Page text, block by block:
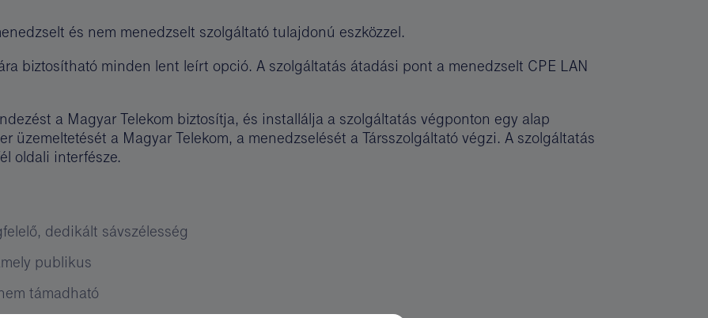
és nem menedzselt szolgáltató tulajdonú eszközzel.
biztosítható minden lent leírt opció. A szolgáltatás átadási pont a menedzselt CPE LAN
a Magyar Telekom biztosítja, és installálja a szolgáltatás végponton egy alap
üzemeltetését a Magyar Telekom, a menedzselését a Társszolgáltató végzi. A szolgáltatás
oldali interfésze.
dedikált sávszélesség
publikus
támadható